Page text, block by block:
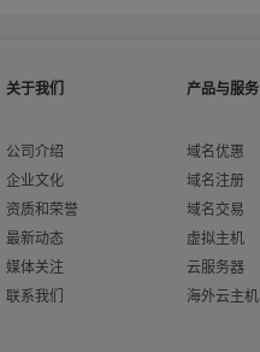
关于我们
公司介绍
企业文化
资质和荣誉
最新动态
媒体关注
联系我们
产品与服务
域名优惠
域名注册
域名交易
虚拟主机
云服务器
海外云主机